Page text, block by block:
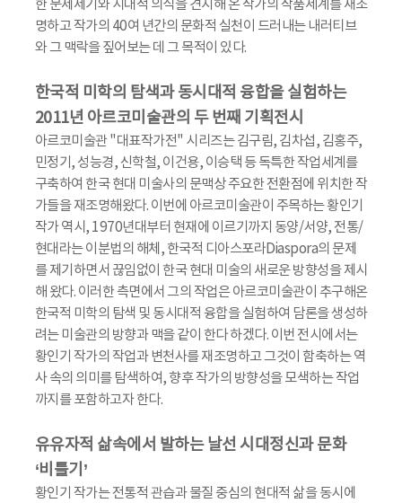
한 문제제기와 시대적 의식을 견지해 온 작가의 작품세계를 재조
명하고 작가의 40여 년간의 문화적 실천이 드러내는 내러티브
와 그 맥락을 짚어보는 데 그 목적이 있다.
한국적 미학의 탐색과 동시대적 융합을 실험하는
2011년 아르코미술관의 두 번째 기획전시
아르코미술관 "대표작가전" 시리즈는 김구림, 김차섭, 김홍주,
민정기, 성능경, 신학철, 이건용, 이승택 등 독특한 작업세계를
구축하여 한국 현대 미술사의 문맥상 주요한 전환점에 위치한 작
가들을 재조명해왔다. 이번에 아르코미술관이 주목하는 황인기
작가 역시, 1970년대부터 현재에 이르기까지 동양/서양, 전통/
현대라는 이분법의 해체, 한국적 디아스포라Diaspora의 문제
를 제기하면서 끊임없이 한국 현대 미술의 새로운 방향성을 제시
해 왔다. 이러한 측면에서 그의 작업은 아르코미술관이 추구해온
한국적 미학의 탐색 및 동시대적 융합을 실험하여 담론을 생성하
려는 미술관의 방향과 맥을 같이 한다 하겠다. 이번 전시에서는
황인기 작가의 작업과 변천사를 재조명하고 그것이 함축하는 역
사 속의 의미를 탐색하여, 향후 작가의 방향성을 모색하는 작업
까지를 포함하고자 한다.
유유자적 삶속에서 발하는 날선 시대정신과 문화
‘비틀기’
황인기 작가는 전통적 관습과 물질 중심의 현대적 삶을 동시에